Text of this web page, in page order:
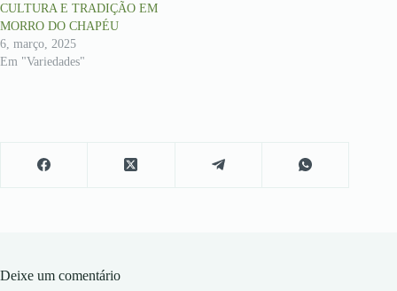
CULTURA E TRADIÇÃO EM
MORRO DO CHAPÉU
6, março, 2025
Em "Variedades"
Deixe um comentário